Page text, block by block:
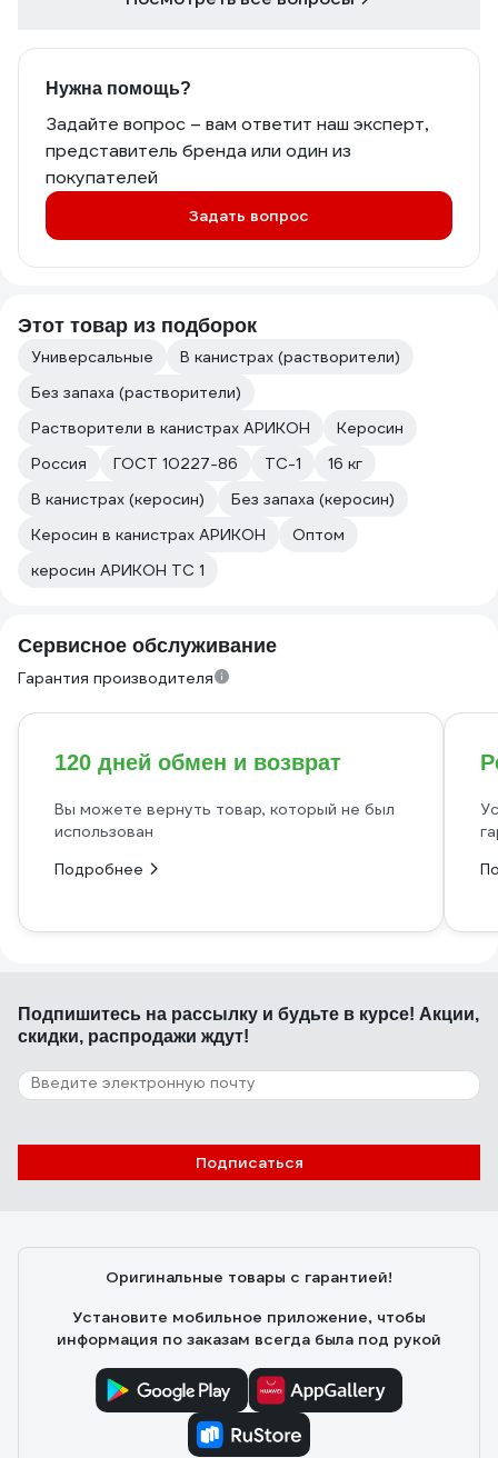
Нужна помощь?
Задайте вопрос – вам ответит наш эксперт,
представитель бренда или один из
покупателей
Задать вопрос
Этот товар из подборок
Универсальные
В канистрах (растворители)
Без запаха (растворители)
Растворители в канистрах АРИКОН
Керосин
Россия
ГОСТ 10227-86 ТС-1
16 кг
В канистрах (керосин)
Без запаха (керосин)
Керосин в канистрах АРИКОН
Оптом
керосин АРИКОН ТС 1
Сервисное обслуживание
Гарантия производителя
120 дней обмен и возврат
Вы можете вернуть товар, который не был
использован
Подробнее
Подпишитесь на рассылку и будьте в курсе! Акции,
скидки, распродажи ждут!
Подписаться
Оригинальные товары с гарантией!
Установите мобильное приложение, чтобы
информация по заказам всегда была под рукой